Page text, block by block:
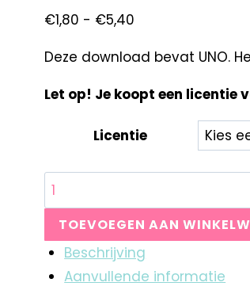
€1,80 - €5,40
Deze download bevat UNO.
Let op! Je koopt een licentie
Licentie
TOEVOEGEN AAN
Beschrijving
Aanvullende informatie